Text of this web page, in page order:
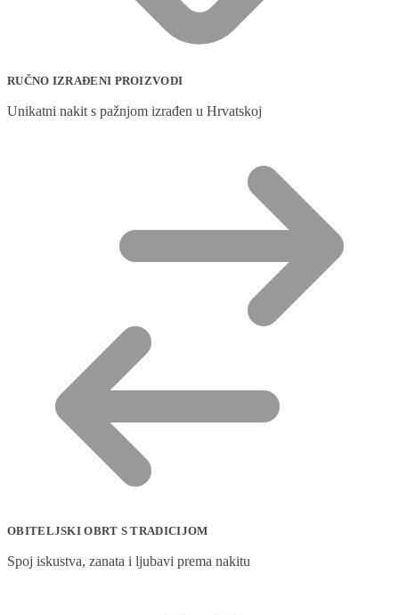
RUČNO IZRAĐENI PROIZVODI
Unikatni nakit s pažnjom izrađen u Hrvatskoj
OBITELJSKI OBRT S TRADICIJOM
Spoj iskustva, zanata i ljubavi prema nakitu